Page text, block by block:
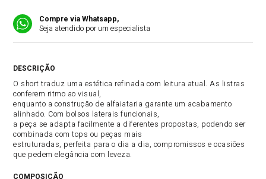
Compre via Whatsapp,
Seja atendido por um especialista
O short traduz uma estética refinada com leitura atual. As listras
conferem ritmo ao visual,
enquanto a construção de alfaiataria garante um acabamento
alinhado. Com bolsos laterais funcionais,
a peça se adapta facilmente a diferentes propostas, podendo ser
combinada com tops ou peças mais
estruturadas, perfeita para o dia a dia, compromissos e ocasiões
que pedem elegância com leveza.
COMPOSIÇÃO